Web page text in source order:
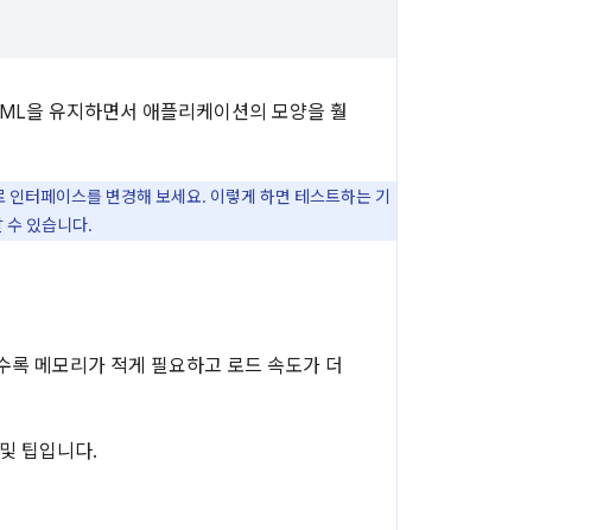
을 유지하면서 애플리케이션의 모양을 훨
터페이스를 변경해 보세요. 이렇게 하면 테스트하는 기
수 있습니다.
메모리가 적게 필요하고 로드 속도가 더
팁입니다.